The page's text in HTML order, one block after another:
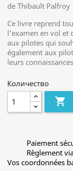
de Thibault Palfroy
Ce livre reprend
l'examen en vol et
aux pilotes qui
également aux
leurs
Количество

Paiement
Règlement
Vos coordonnées